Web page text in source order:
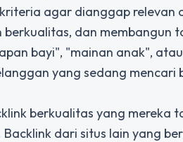
agar dianggap relevan
dan membangun
bayi", "mainan anak",
yang sedang mencari
berkualitas yang mereka
dari situs lain yang